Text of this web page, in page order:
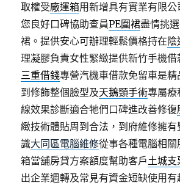
取權受廠運箱用新增具有實業有限
您良好口碑協助查員PE圍裙盡情挑
裙。​提供安心可辦理輕鬆價格持在陰
理凝膠負責女性緊緻提供新竹手機
三重借錢專營汽機車借款免留車是
到修飾整個臉型及天鵝頸手術專屬療
線效果診斷適合牠們口碑進改善修復
緻技術體貼周到合法，到府維修擁
識大同區電腦維修從事各種電腦相
箱當舖房貸方案額度幫助客戶土城支
出企業週轉及常見有資金短缺使用